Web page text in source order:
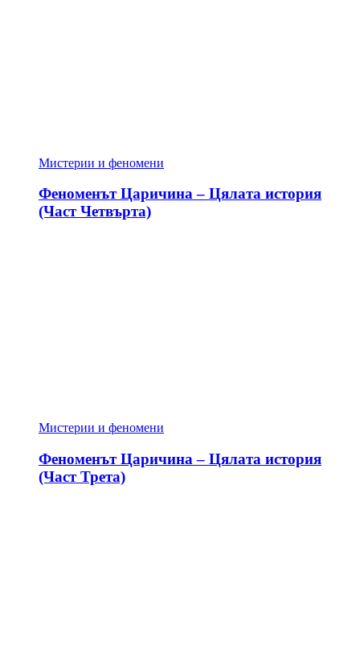
Мистерии и феномени
Феноменът Царичина – Цялата история
(Част Четвърта)
Мистерии и феномени
Феноменът Царичина – Цялата история
(Част Трета)